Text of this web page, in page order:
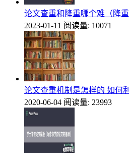
论文查重和降重哪个难（降重
2023-01-11 阅读量: 10071
论文查重机制是怎样的 如何
2020-06-04 阅读量: 23993